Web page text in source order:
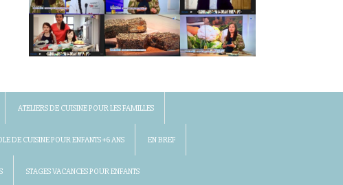
ATELIERS DE CUISINE POUR LES FAMILLES
DE CUISINE POUR ENFANTS +6 ANS EN BREF
STAGES VACANCES POUR ENFANTS